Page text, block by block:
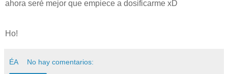
ahora seré mejor que empiece a dosificarme xD
Ho!
ÉA No hay comentarios: